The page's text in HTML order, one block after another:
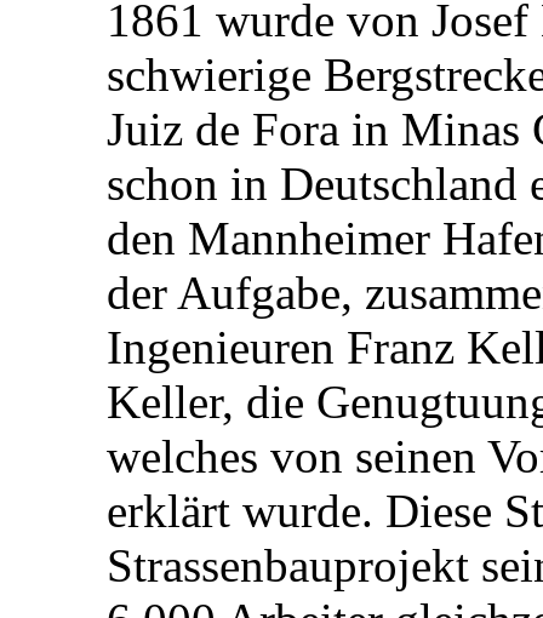
1861 wurde von
schwierige
Juiz de Fora in Minas
schon in Deutschland
den Mannheimer
der Aufgabe,
Ingenieuren Franz
Keller, die
welches von seinen
erklärt wurde. Diese
Strassenbauprojekt